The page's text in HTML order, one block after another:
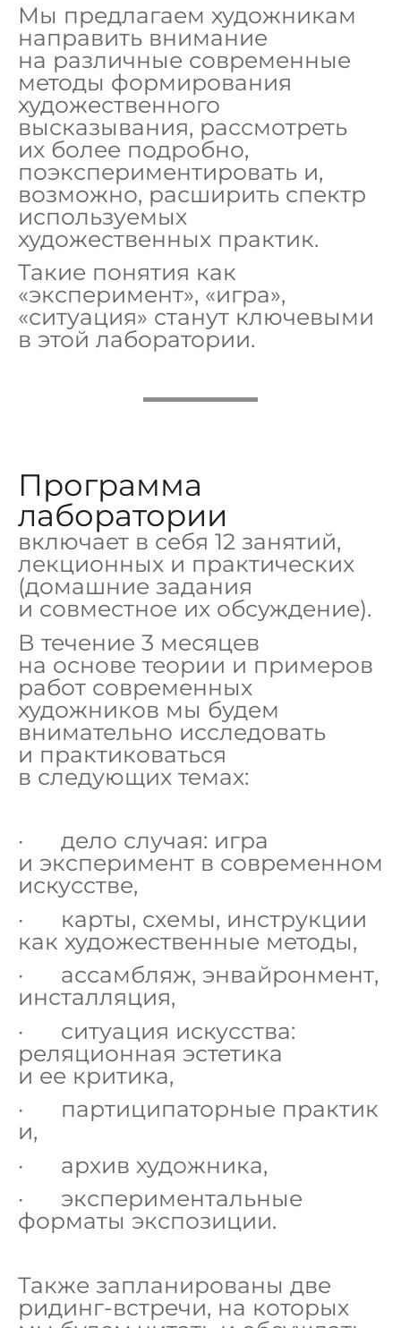
Мы предлагаем художникам
направить внимание
на различные современные
методы формирования
художественного
высказывания, рассмотреть
их более подробно,
поэкспериментировать и,
возможно, расширить спектр
используемых
художественных практик.
Такие понятия как
«эксперимент», «игра»,
«ситуация» станут ключевыми
в этой лаборатории.
Программа
лаборатории
включает в себя 12 занятий,
лекционных и практических
(домашние задания
и совместное их обсуждение).
В течение 3 месяцев
на основе теории и примеров
работ современных
художников мы будем
внимательно исследовать
и практиковаться
в следующих темах:
· дело случая: игра
и эксперимент в современном
искусстве,
· карты, схемы, инструкции
как художественные методы,
· ассамбляж, энвайронмент,
инсталляция,
· ситуация искусства:
реляционная эстетика
и ее критика,
· партиципаторные практик
и,
· архив художника,
· экспериментальные
форматы экспозиции.
Также запланированы две
ридинг-встречи, на которых